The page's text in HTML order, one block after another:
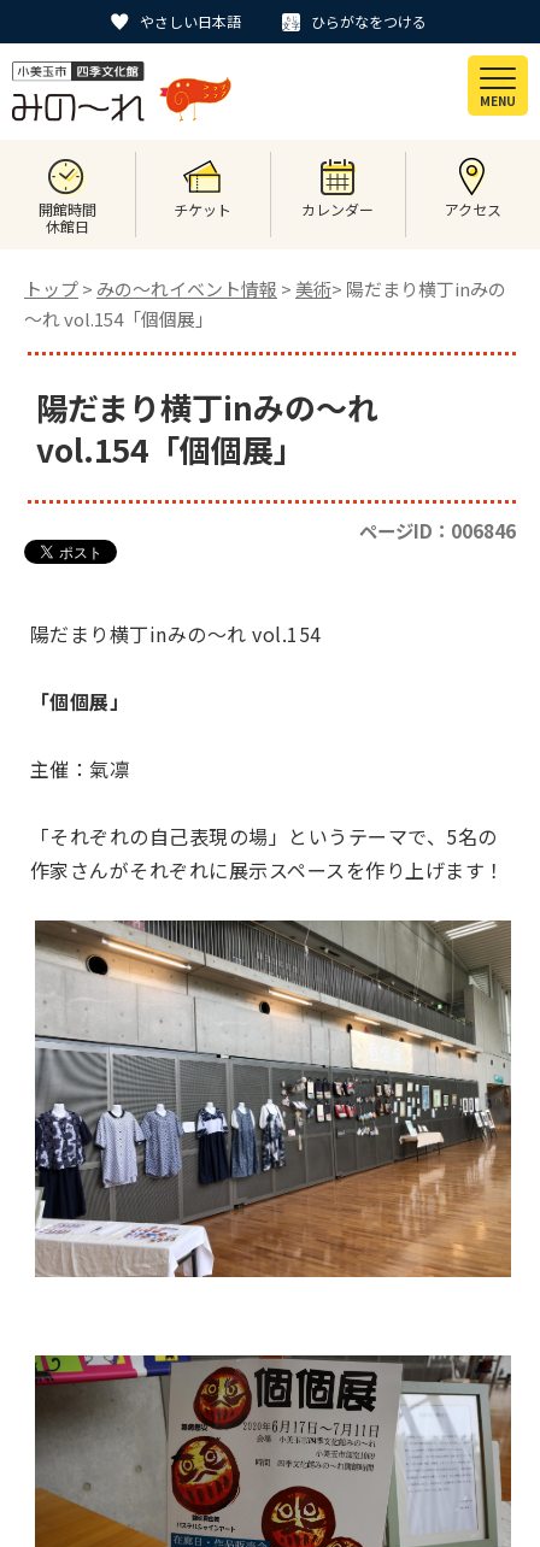
やさしい日本語 ひらがなをつける
MENU
開館時間
休館日
チケット カレンダー アクセス
トップ> みの〜れイベント情報 > 美術> 陽だまり横丁inみの
～れ vol.154「個個展」
陽だまり横丁inみの～れ
vol.154「個個展」
ページID：006846
陽だまり横丁inみの～れ vol.154
「個個展」
主催：氣凛
「それぞれの自己表現の場」というテーマで、5名の
作家さんがそれぞれに展示スペースを作り上げます！